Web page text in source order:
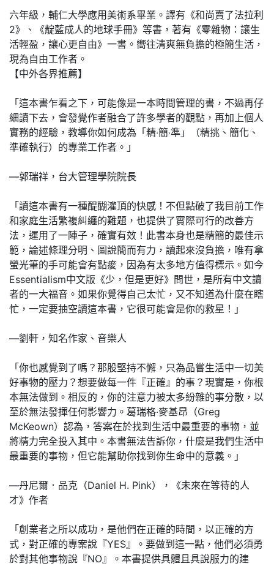
六年級，輔仁大學應用美術系畢業。譯有《和尚賣了法拉利
2》、《靛藍成人的地球手冊》等書，著有《零雜物：讓生
活輕盈，讓心更自由》一書。嚮往清爽無負擔的極簡生活，
現為自由工作者。
【中外各界推薦】
「這本書乍看之下，可能像是一本時間管理的書，不過再仔
細讀下去，會發覺作者融合了許多學者的觀點，再加上個人
實務的經驗，教導你如何成為「精‧簡‧準」（精挑、簡化、
準確執行）的專業工作者。」
—郭瑞祥，台大管理學院院長
「讀這本書有一種醍醐灌頂的快感！不但點破了我目前工作
和家庭生活繁複糾纏的難題，也提供了實際可行的改善方
法，運用了一陣子，確實有效！此書本身也是精簡的最佳示
範，論述條理分明、圖說簡而有力，讀起來沒負擔，唯有拿
螢光筆的手可能會有點痠，因為有太多地方值得標示。如今
Essentialism中文版《少，但是更好》問世，是所有中文讀
者的一大福音。如果你覺得自己太忙，又不知道為什麼在瞎
忙，一定要抽空讀這本書，它很可能會是你的救星！」
—劉軒，知名作家、音樂人
「你也感覺到了嗎？那股堅持不懈，只為品嘗生活中一切美
好事物的壓力？想要做每一件『正確』的事？現實是，你根
本無法做到。相反的，你的注意力被太多紛雜的事分散，以
至於無法發揮任何影響力。葛瑞格‧麥基昂（Greg
McKeown）認為，答案在於找到生活中最重要的事物，並
將精力完全投入其中。本書無法告訴你，什麼是我們生活中
最重要的事物，但它能幫助你找到你生命中的意義。」
—丹尼爾．品克（Daniel H. Pink），《未來在等待的人
才》作者
「創業者之所以成功，是他們在正確的時間，以正確的方
式，對正確的專案說『YES』。要做到這一點，他們必須勇
於對其他事物說『NO』。本書提供具體且具說服力的建